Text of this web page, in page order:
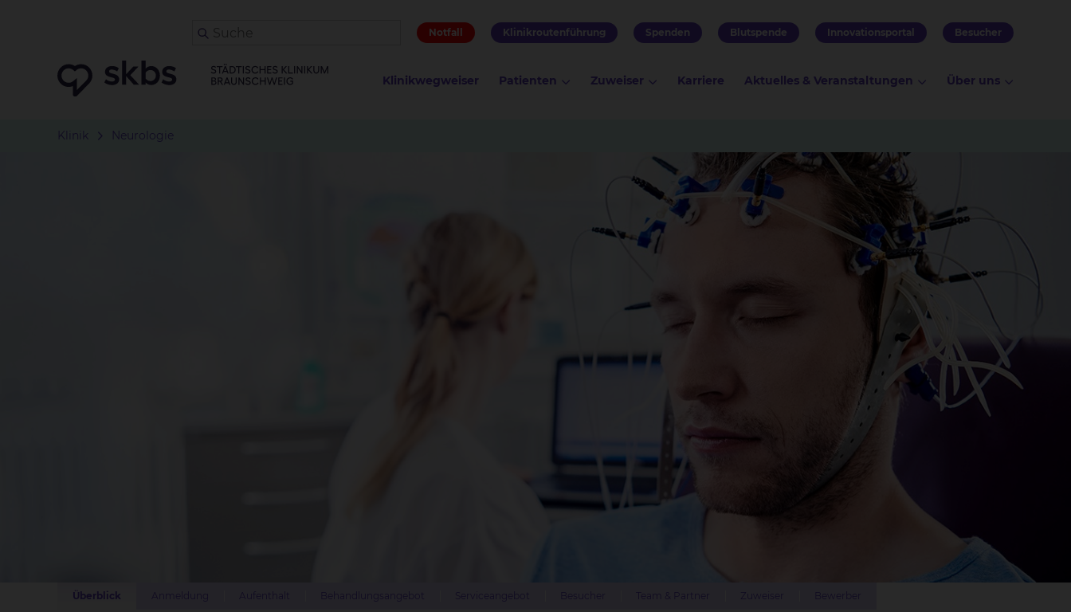
Notfall Klinikroutenführung Spenden Blutspende Innovationsportal Besucher
Klinikwegweiser Patienten Zuweiser Karriere Aktuelles & Veranstaltungen Über uns
Klinik Neurologie
Überblick